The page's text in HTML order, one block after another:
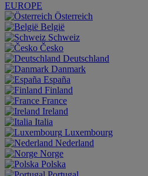
EUROPE
Österreich
België
Schweiz
Česko
Deutschland
Danmark
España
Finland
France
Ireland
Italia
Luxembourg
Nederland
Norge
Polska